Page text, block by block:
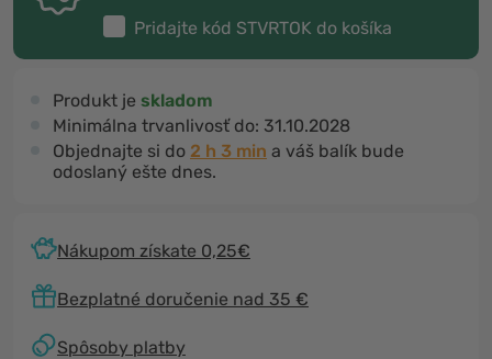
Pridajte kód STVRTOK do košíka
Produkt je skladom
Minimálna trvanlivosť do: 31.10.2028
Objednajte si do 2 h 3 min a váš balík bude
odoslaný ešte dnes.
Nákupom získate 0,25€
Bezplatné doručenie nad 35 €
Spôsoby platby